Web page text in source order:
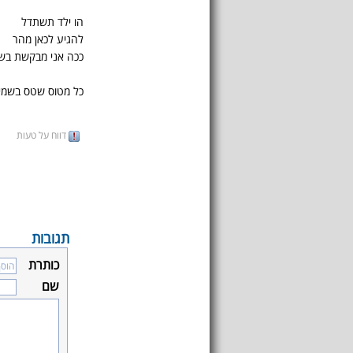
הו ילד תשתדל
להגיע לכאן מהר
ככה אני מבקשת
כל מטוס שטס
דווח על טעות
תגובות
כותרת
שם